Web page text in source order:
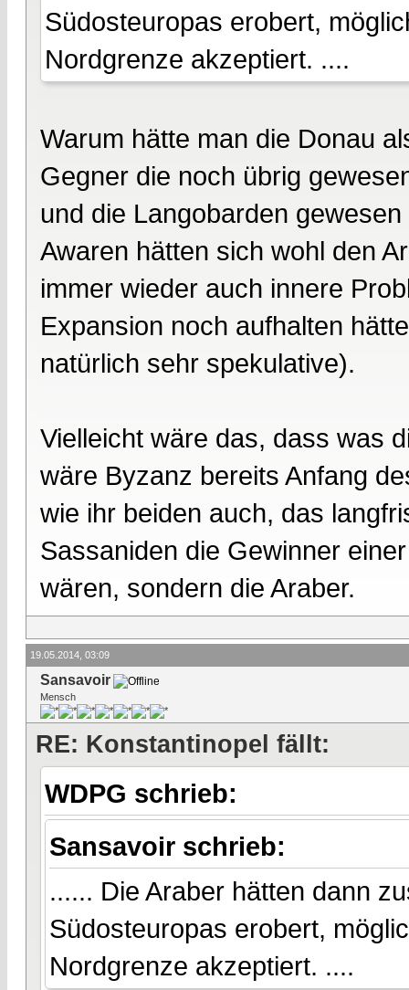
Südosteuropas erobert,
Nordgrenze akzeptiert. ....
Warum hätte man die Donau
Gegner die noch übrig
und die Langobarden
Awaren hätten sich wohl den
immer wieder auch innere
Expansion noch aufhalten
natürlich sehr spekulative).
Vielleicht wäre das, dass was
wäre Byzanz bereits Anfang
wie ihr beiden auch, das
Sassaniden die Gewinner
wären, sondern die Araber.
19.05.2014, 03:09
Sansavoir
Mensch
RE: Konstantinopel fällt:
WDPG schrieb:
Sansavoir schrieb:
...... Die Araber hätten dann
Südosteuropas erobert,
Nordgrenze akzeptiert. ....